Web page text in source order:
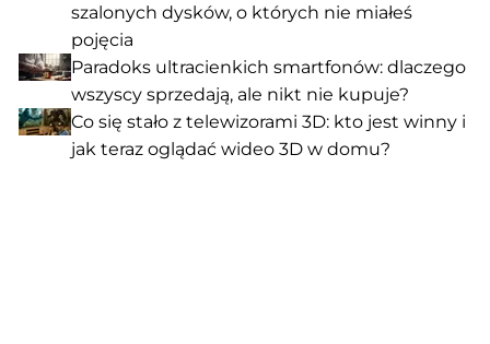
szalonych dysków, o których nie miałeś
pojęcia
Paradoks ultracienkich smartfonów: dlaczego
wszyscy sprzedają, ale nikt nie kupuje?
Co się stało z telewizorami 3D: kto jest winny i
jak teraz oglądać wideo 3D w domu?